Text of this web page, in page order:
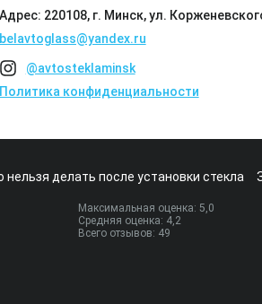
Адрес: 220108, г. Минск, ул.
belavtoglass@yandex.ru
@avtosteklaminsk
Политика конфиденциальности
нельзя делать после установки стекла
Максимальная оценка: 5,0
Средняя оценка: 4,2
Всего отзывов: 49